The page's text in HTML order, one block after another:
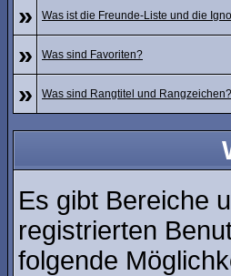
» Was ist die Freunde-Liste und die
» Was sind Favoriten?
» Was sind Rangtitel und Rangzeichen?
Es gibt Bereiche
registrierten
folgende